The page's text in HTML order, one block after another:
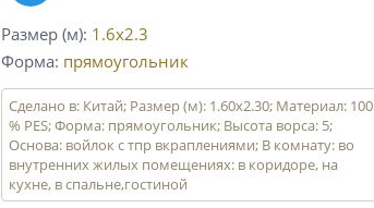
Размер (м) 1.6x2.3
Форма прямоугольник
Сделано в: Китай; Размер (м): 1.60x2.30; Материал: 100
% PES; Форма: прямоугольник; Высота ворса: 5;
Основа: войлок с тпр вкраплениями; В комнату: во
внутренних жилых помещениях: в коридоре, на
кухне, в спальне,гостиной